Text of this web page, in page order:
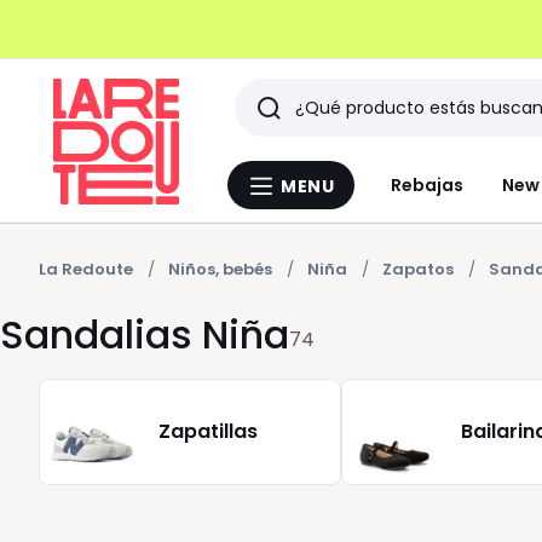
Menu
MENU Rebajas
Buscar
Últimos
artículos
vistos
La Redoute Niños, bebés Niña Zapatos
Sandalias Niña74
Zapatillas